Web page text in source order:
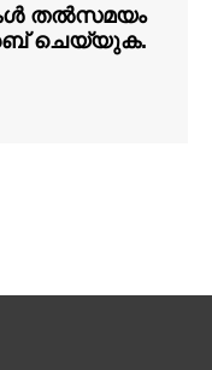
തൽസമയം
ചെയ്യുക.